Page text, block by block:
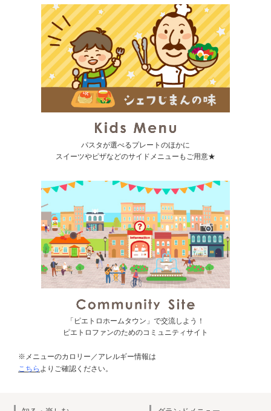
パスタが選べるプレートのほかに
スイーツやピザなどのサイドメニューもご用意★
「ピエトロホームタウン」で交流しよう！
ピエトロファンのためのコミュニティサイト
※メニューのカロリー／アレルギー情報は
こちら よりご確認ください。